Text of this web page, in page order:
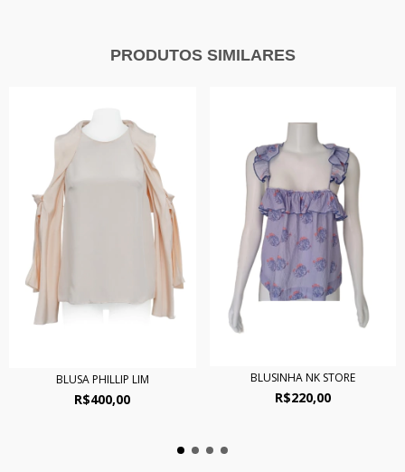
PRODUTOS SIMILARES
BLUSA PHILLIP LIM
R$400,00
BLUSINHA NK STORE
R$220,00